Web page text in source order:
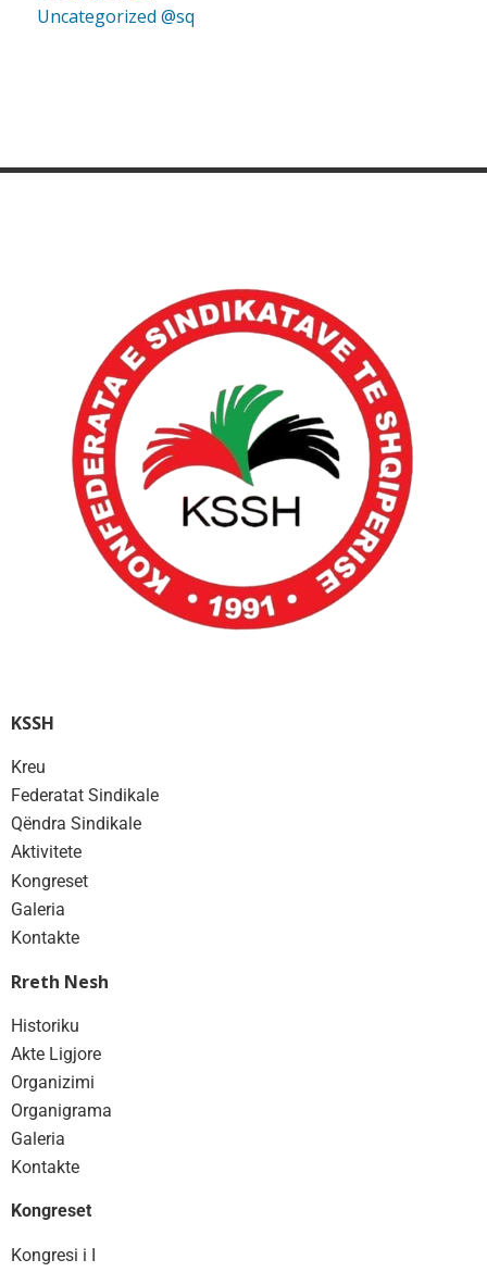
Uncategorized @sq
KSSH
Kreu
Federatat Sindikale
Qëndra Sindikale
Aktivitete
Kongreset
Galeria
Kontakte
Rreth Nesh
Historiku
Akte Ligjore
Organizimi
Organigrama
Galeria
Kontakte
Kongreset
Kongresi i I